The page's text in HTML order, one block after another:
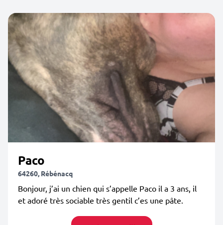
Paco
64260, Rébénacq
Bonjour, j’ai un chien qui s’appelle Paco il a 3 ans, il
et adoré très sociable très gentil c’es une pâte.